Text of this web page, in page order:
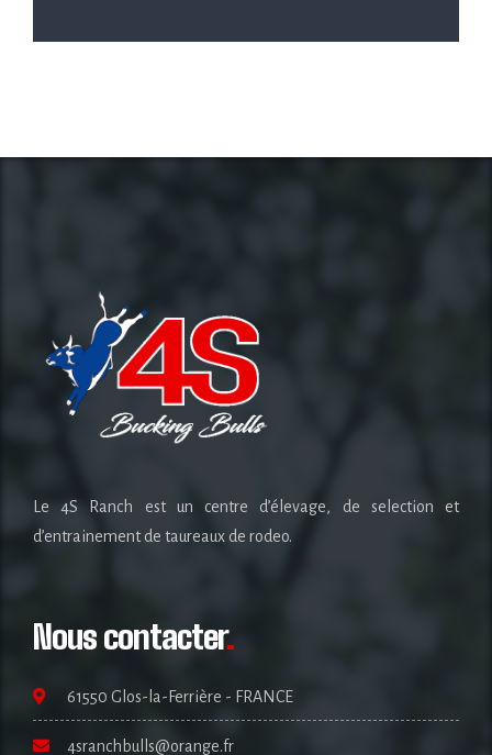
Le 4S Ranch est un centre d’élevage, de selection et
d’entrainement de taureaux de rodeo.
Nous contacter.
61550 Glos-la-Ferrière - FRANCE
4sranchbulls@orange.fr